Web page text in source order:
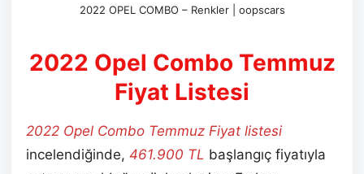
2022 OPEL COMBO – Renkler | oopscars
2022 Opel Combo Temmuz
Fiyat Listesi
2022 Opel Combo Temmuz Fiyat listesi
incelendiğinde, 461.900 TL başlangıç fiyatıyla